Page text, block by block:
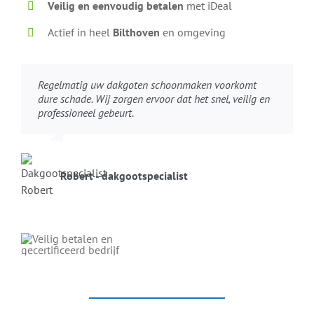
Veilig en eenvoudig betalen met iDeal
Actief in heel Bilthoven en omgeving
Regelmatig uw dakgoten schoonmaken voorkomt
dure schade. Wij zorgen ervoor dat het snel, veilig en
professioneel gebeurt.
Robert - dakgootspecialist